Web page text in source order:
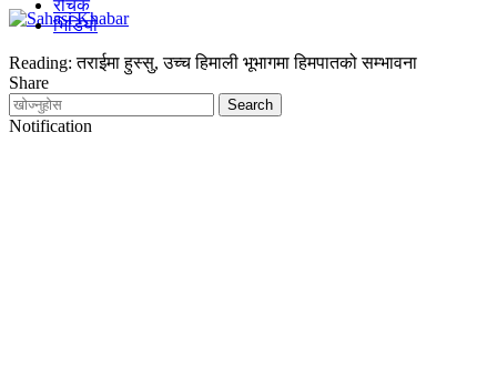
रोचक
भिडियो
Reading: तराईमा हुस्सु, उच्च हिमाली भूभागमा हिमपातको सम्भावना
Share
Notification